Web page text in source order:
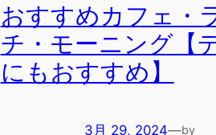
おすすめカフェ・
チ・モーニング【
にもおすすめ】
3月 29, 2024—by